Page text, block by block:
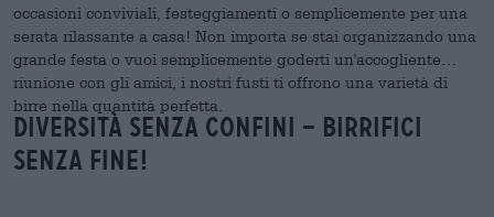
occasioni conviviali, festeggiamenti o semplicemente per una
serata rilassante a casa! Non importa se stai organizzando una
grande festa o vuoi semplicemente goderti un'accogliente
riunione con gli amici, i nostri fusti ti offrono una varietà di
birre nella quantità perfetta.
Diversità senza confini – birrifici
senza fine!